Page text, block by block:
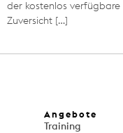
der kostenlos verfügbare
Zuversicht […]
Angebote
Training